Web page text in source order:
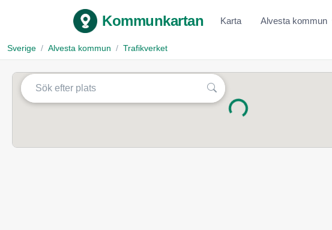
Kommunkartan Karta Alvesta kommun
Sverige Alvesta kommun Trafikverket
Laddar...